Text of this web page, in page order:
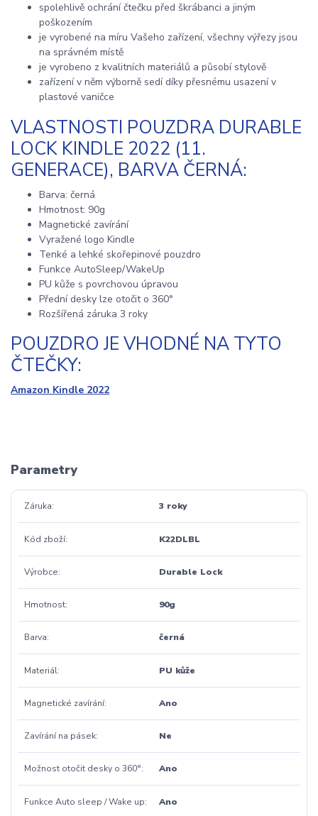
spolehlivě ochrání čtečku před škrábanci a jiným
poškozením
je vyrobené na míru Vašeho zařízení, všechny výřezy jsou
na správném místě
je vyrobeno z kvalitních materiálů a působí stylově
zařízení v něm výborně sedí díky přesnému usazení v
plastové vaničce
VLASTNOSTI POUZDRA DURABLE
LOCK KINDLE 2022 (11.
GENERACE), BARVA ČERNÁ:
Barva: černá
Hmotnost: 90g
Magnetické zavírání
Vyražené logo Kindle
Tenké a lehké skořepinové pouzdro
Funkce AutoSleep/WakeUp
PU kůže s povrchovou úpravou
Přední desky lze otočit o 360°
Rozšířená záruka 3 roky
POUZDRO JE VHODNÉ NA TYTO
ČTEČKY:
Amazon Kindle 2022
Parametry
Záruka 3 roky
Kód zboží K22DLBL
Výrobce Durable Lock
Hmotnost 90g
Barva černá
Materiál PU kůže
Magnetické zavírání Ano
Zavírání na pásek Ne
Možnost otočit desky o 360° Ano
Funkce Auto sleep / Wake up Ano